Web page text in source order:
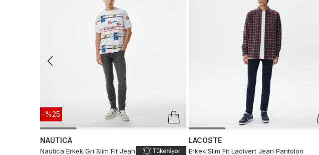
-%25
NAUTICA
Nautica Erkek Gri Slim Fit Jean
LACOSTE
Erkek Slim Fit Lacivert Jean Pantolon